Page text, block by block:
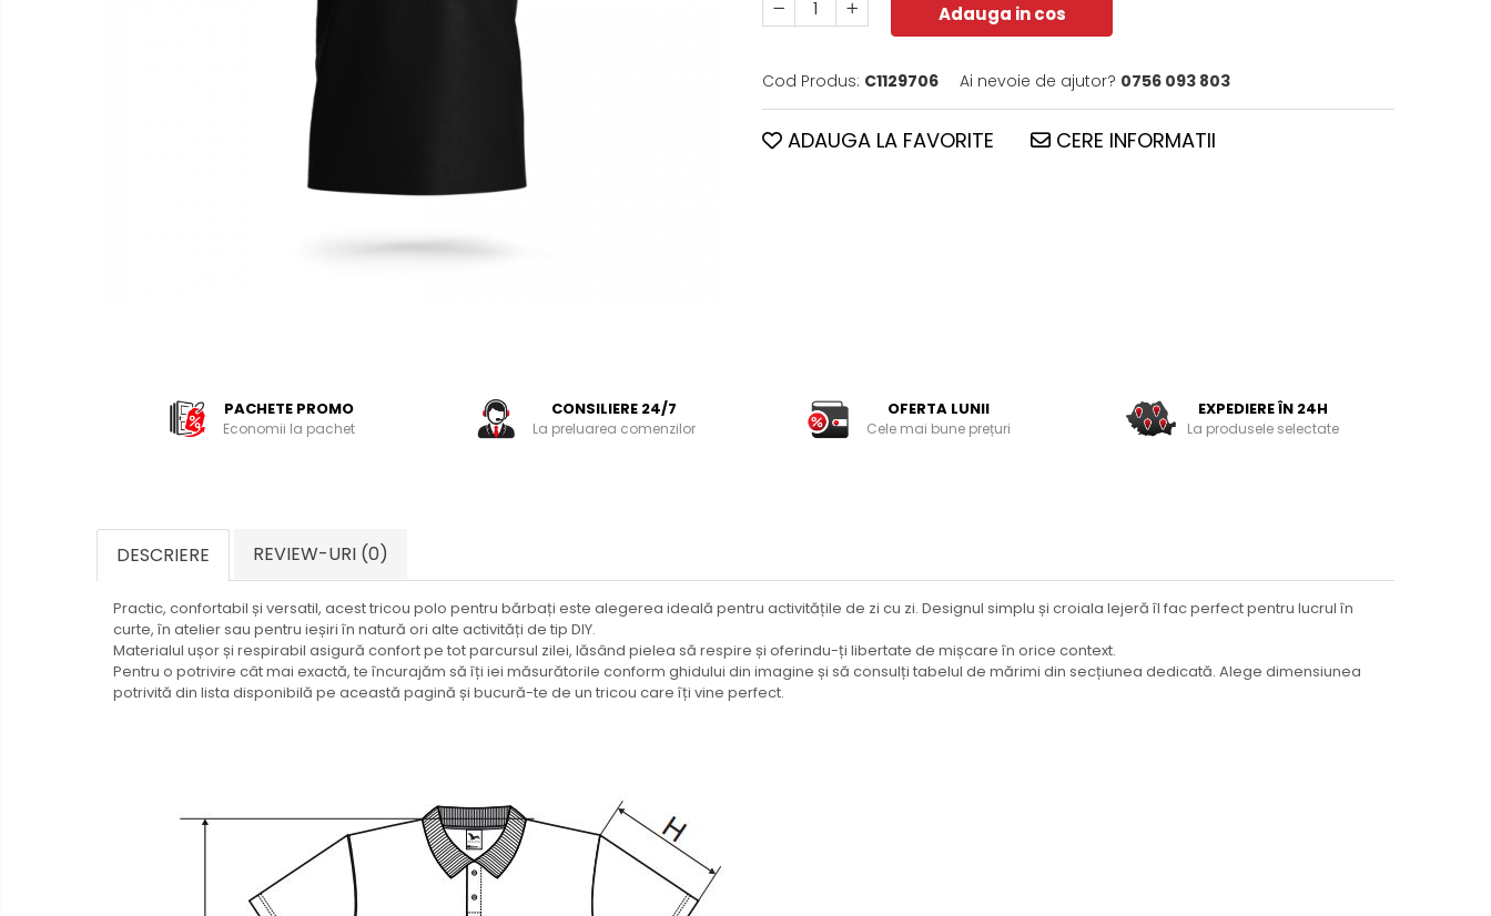
Adauga in cos
Cod Produs: C1129706 Ai nevoie de ajutor? 0756 093 803
ADAUGA LA FAVORITE CERE INFORMATII
PACHETE PROMO
Economii la pachet
CONSILIERE 24/7
La preluarea comenzilor
OFERTA LUNII
Cele mai bune prețuri
EXPEDIERE ÎN 24H
La produsele selectate
DESCRIERE REVIEW-URI (0)
Practic, confortabil și versatil, acest tricou polo pentru bărbați este alegerea ideală pentru activitățile de zi cu zi. Designul simplu și croiala lejeră îl fac perfect pentru lucrul în
curte, în atelier sau pentru ieșiri în natură ori alte activități de tip DIY.
Materialul ușor și respirabil asigură confort pe tot parcursul zilei, lăsând pielea să respire și oferindu-ți libertate de mișcare în orice context.
Pentru o potrivire cât mai exactă, te încurajăm să îți iei măsurătorile conform ghidului din imagine și să consulți tabelul de mărimi din secțiunea dedicată. Alege dimensiunea
potrivită din lista disponibilă pe această pagină și bucură-te de un tricou care îți vine perfect.